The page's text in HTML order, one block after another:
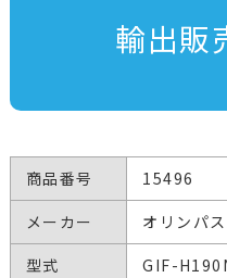
輸出販
商品番号
15496
メーカー
オリンパ
型式
GIF-